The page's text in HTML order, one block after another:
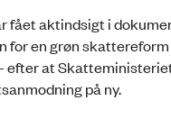
fået aktindsigt i
for en grøn
efter at
på ny.